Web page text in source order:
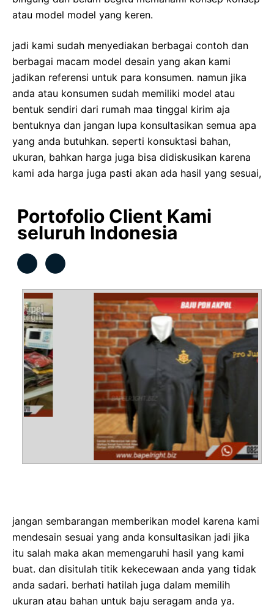
atau model model yang keren.
jadi kami sudah menyediakan berbagai contoh dan
berbagai macam model desain yang akan kami
jadikan referensi untuk para konsumen. namun jika
anda atau konsumen sudah memiliki model atau
bentuk sendiri dari rumah maa tinggal kirim aja
bentuknya dan jangan lupa konsultasikan semua apa
yang anda butuhkan. seperti konsuktasi bahan,
ukuran, bahkan harga juga bisa didiskusikan karena
kami ada harga juga pasti akan ada hasil yang sesuai,
Portofolio Client Kami
seluruh Indonesia
jangan sembarangan memberikan model karena kami
mendesain sesuai yang anda konsultasikan jadi jika
itu salah maka akan memengaruhi hasil yang kami
buat. dan disitulah titik kekecewaan anda yang tidak
anda sadari. berhati hatilah juga dalam memilih
ukuran atau bahan untuk baju seragam anda ya.